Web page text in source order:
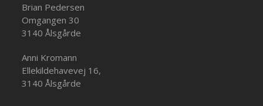
Brian Pedersen
Omgangen 30
3140 Ålsgårde
Anni Kromann
Ellekildehavevej 16,
3140 Ålsgårde